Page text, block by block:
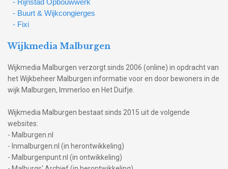
- Rijnstad Opbouwwerk
- Buurt & Wijkcongierges
- Fixi
Wijkmedia Malburgen
Wijkmedia Malburgen verzorgt sinds 2006 (online) in opdracht van
het Wijkbeheer Malburgen informatie voor en door bewoners in de
wijk Malburgen, Immerloo en Het Duifje.
Wijkmedia Malburgen bestaat sinds 2015 uit de volgende
websites:
- Malburgen.nl
- Inmalburgen.nl (in herontwikkeling)
- Malburgenpunt.nl (in ontwikkeling)